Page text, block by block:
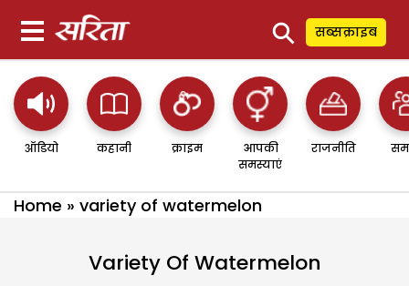
⚲ सब्सक्राइब
ऑडियो कहानी क्राइम
आपकी
समस्याएं
राजनीति
Home » variety of watermelon
Variety Of Watermelon